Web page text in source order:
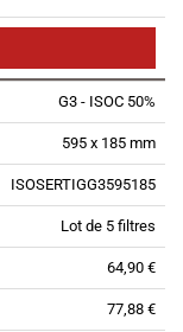
G3 - ISOC 50%
595 x 185 mm
ISOSERTIGG3595185
Lot de 5 filtres
64,90 €
77,88 €